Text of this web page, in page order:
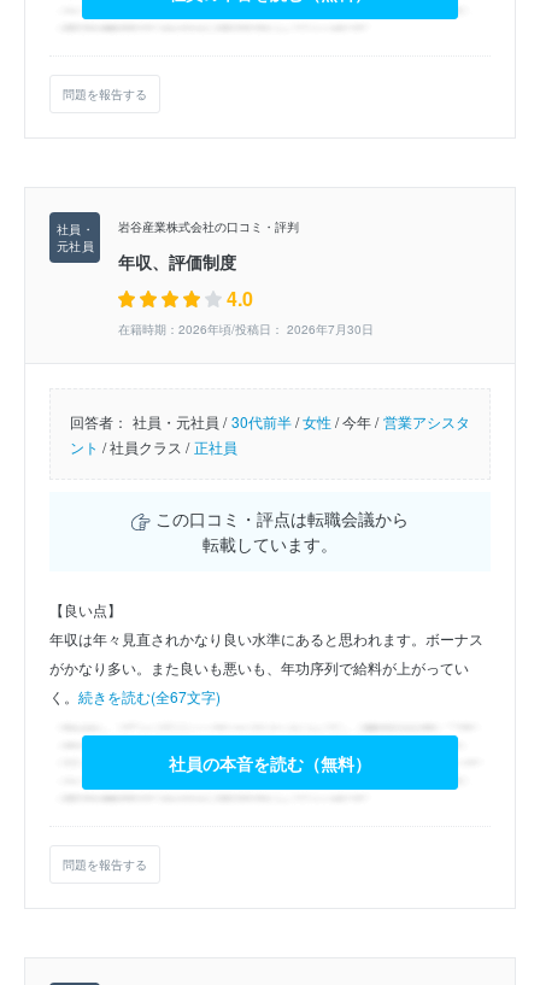
問題を報告する
岩谷産業株式会社の口コミ・評判
年収、評価制度
4.0
在籍時期：2026年頃/投稿日： 2026年7月30日
回答者： 社員・元社員 / 30代前半/女性/今年 / 営業アシスタ
ント /社員クラス / 正社員
この口コミ・評点は転職会議から
転載しています。
【良い点】
年収は年々見直されかなり良い水準にあると思われます。ボーナス
がかなり多い。また良いも悪いも、年功序列で給料が上がってい
く。 続きを読む(全67文字)
社員の本音を読む（無料）
問題を報告する